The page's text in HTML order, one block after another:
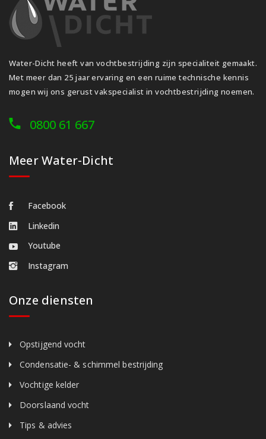
Water-Dicht heeft van vochtbestrijding zijn specialiteit gemaakt.
Met meer dan 25 jaar ervaring en een ruime technische kennis
mogen wij ons gerust vakspecialist in vochtbestrijding noemen.
0800 61 667
Meer Water-Dicht
Facebook
Linkedin
Youtube
Instagram
Onze diensten
Opstijgend vocht
Condensatie- & schimmel bestrijding
Vochtige kelder
Doorslaand vocht
Tips & advies